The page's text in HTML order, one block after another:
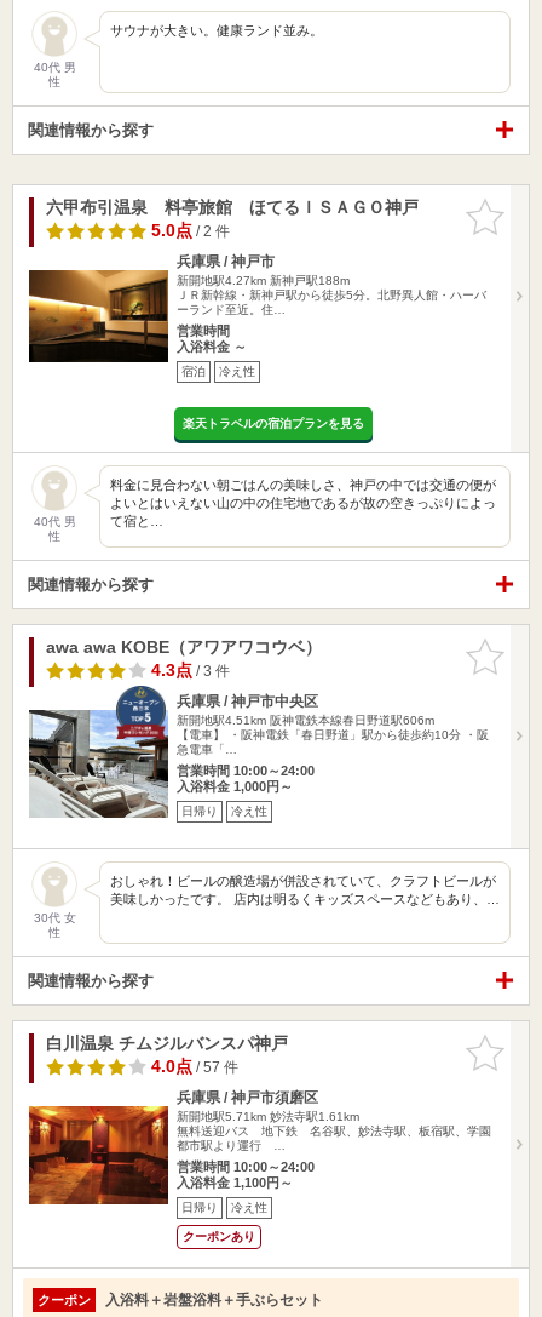
40代 男
性
サウナが大きい。健康ランド並み。
関連情報から探す
お気に入
りに追加
六甲布引温泉 料亭旅館 ほてるＩＳＡＧＯ神戸
5.0点/ 2 件
兵庫県 / 神戸市
新開地駅4.27km 新神戸駅188m
ＪＲ新幹線・新神戸駅から徒歩5分。北野異人館・ハーバ
ーランド至近。住…
営業時間
入浴料金 ～
宿泊 冷え性
楽天トラベルの宿泊プランを見る
40代 男
性
料金に見合わない朝ごはんの美味しさ、神戸の中では交通の便が
よいとはいえない山の中の住宅地であるが故の空きっぷりによっ
て宿と…
関連情報から探す
お気に入
りに追加
awa awa KOBE（アワアワコウベ）
4.3点/ 3 件
兵庫県 / 神戸市中央区
新開地駅4.51km 阪神電鉄本線春日野道駅606m
【電車】 ・阪神電鉄「春日野道」駅から徒歩約10分 ・阪
急電車「…
営業時間 10:00～24:00
入浴料金 1,000円～
日帰り 冷え性
30代 女
性
おしゃれ！ビールの醸造場が併設されていて、クラフトビールが
美味しかったです。 店内は明るくキッズスペースなどもあり、…
関連情報から探す
お気に入
りに追加
白川温泉 チムジルバンスパ神戸
4.0点/ 57 件
兵庫県 / 神戸市須磨区
新開地駅5.71km 妙法寺駅1.61km
無料送迎バス 地下鉄 名谷駅、妙法寺駅、板宿駅、学園
都市駅より運行 …
営業時間 10:00～24:00
入浴料金 1,100円～
日帰り 冷え性
クーポンあり
クーポン 入浴料＋岩盤浴料＋手ぶらセット